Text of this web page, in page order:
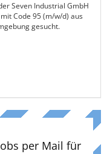
Seven Industrial GmbH
Code 95 (m/w/d) aus
gesucht.
per Mail für